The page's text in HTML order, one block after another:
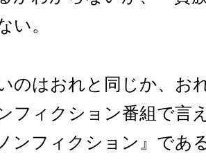
い。
のはおれと同じか、お
フィクション番組で言
ンフィクション』であ